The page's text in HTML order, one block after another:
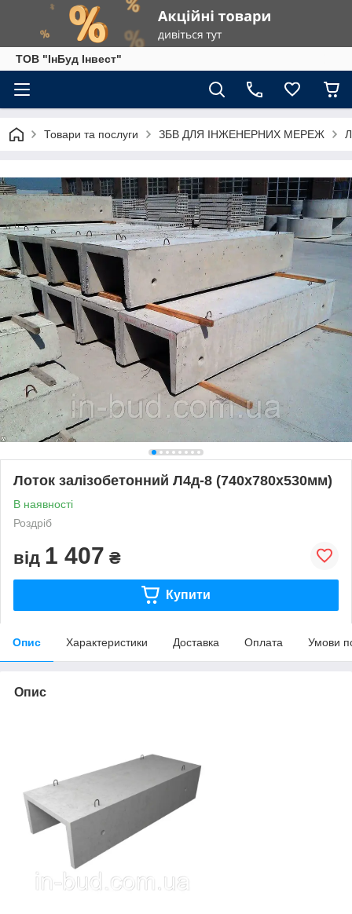
ТОВ "ІнБуд Інвест"
Товари та послуги ЗБВ ДЛЯ ІНЖЕНЕРНИХ МЕРЕЖ
Лоток залізобетонний Л4д-8 (740х780х530мм)
В наявності
Роздріб
від 1 407 ₴
Купити
Опис Характеристики Доставка Оплата Умови
Опис